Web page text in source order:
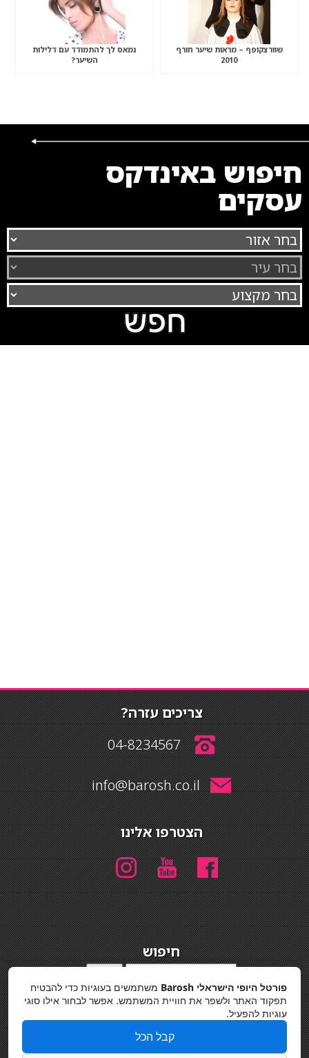
שוורצקופף – מראות שיער חורף
2010
נמאס לך להתמודד עם דלילות
השיער?
חיפוש באינדקס
עסקים
צריכים עזרה?
04-8234567
info@barosh.co.il
הצטרפו אלינו
חיפוש
מדיניות פרטיות
פורטל היופי הישראלי Barosh
משתמשים בעוגיות כדי להבטיח
תפקוד האתר ולשפר את חוויית המשתמש. אפשר לבחור אילו סוגי
עוגיות להפעיל.
קבל הכל